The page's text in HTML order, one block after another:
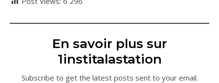
En savoir plus sur
1institalastation
Subscribe to get the latest posts sent to your email.